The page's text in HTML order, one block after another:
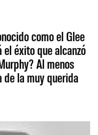
como el Glee
éxito que alcanzó
Al menos
la muy querida